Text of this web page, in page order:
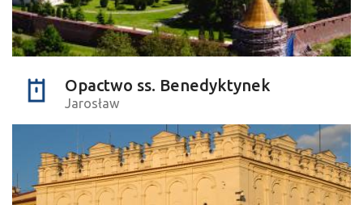
Opactwo ss. Benedyktynek
Jarosław